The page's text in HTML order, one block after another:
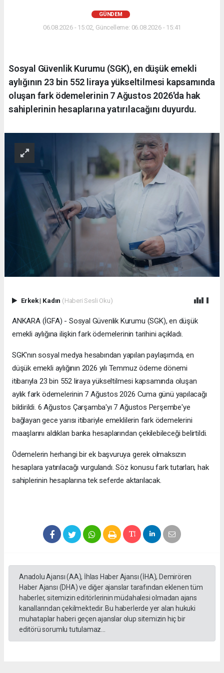
GÜNDEM
06.08.2026 - 15:02, Güncelleme: 06.08.2026 - 15:41
Sosyal Güvenlik Kurumu (SGK), en düşük emekli
aylığının 23 bin 552 liraya yükseltilmesi kapsamında
oluşan fark ödemelerinin 7 Ağustos 2026'da hak
sahiplerinin hesaplarına yatırılacağını duyurdu.
Erkek| Kadın (Haberi Sesli Oku)
ANKARA (İGFA) - Sosyal Güvenlik Kurumu (SGK), en düşük
emekli aylığına ilişkin fark ödemelerinin tarihini açıkladı.
SGK'nın sosyal medya hesabından yapılan paylaşımda, en
düşük emekli aylığının 2026 yılı Temmuz ödeme dönemi
itibarıyla 23 bin 552 liraya yükseltilmesi kapsamında oluşan
aylık fark ödemelerinin 7 Ağustos 2026 Cuma günü yapılacağı
bildirildi. 6 Ağustos Çarşamba'yı 7 Ağustos Perşembe'ye
bağlayan gece yarısı itibariyle emeklilerin fark ödemelerini
maaşlarını aldıkları banka hesaplarından çekilebileceği belirtildi.
Ödemelerin herhangi bir ek başvuruya gerek olmaksızın
hesaplara yatırılacağı vurgulandı. Söz konusu fark tutarları, hak
sahiplerinin hesaplarına tek seferde aktarılacak.
Anadolu Ajansı (AA), İhlas Haber Ajansı (İHA), Demirören
Haber Ajansı (DHA) ve diğer ajanslar tarafından eklenen tüm
haberler, sitemizin editörlerinin müdahalesi olmadan ajans
kanallarından çekilmektedir. Bu haberlerde yer alan hukuki
muhataplar haberi geçen ajanslar olup sitemizin hiç bir
editörü sorumlu tutulamaz...